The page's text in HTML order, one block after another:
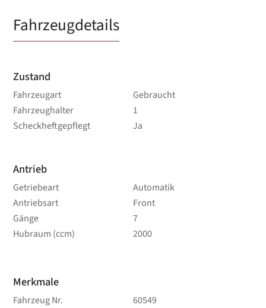
Fahrzeugdetails
Zustand
Fahrzeugart
Gebraucht
Fahrzeughalter
1
Scheckheftgepflegt
Ja
Antrieb
Getriebeart
Automatik
Antriebsart
Front
Gänge
7
Hubraum (ccm)
2000
Merkmale
Fahrzeug Nr.
60549